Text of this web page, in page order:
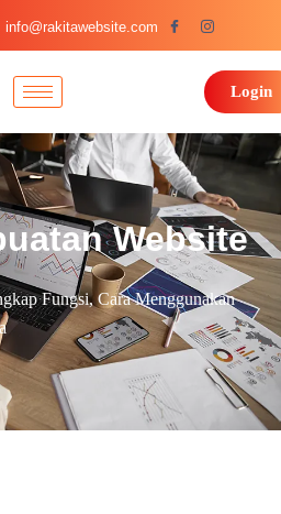
info@rakitawebsite.com
Login
Website
Fungsi, Cara Menggunakan